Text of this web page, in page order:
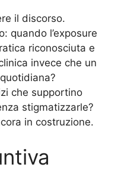
il discorso.
quando l’exposure
riconosciuta e
invece che un
che supportino
stigmatizzarle?
in costruzione.